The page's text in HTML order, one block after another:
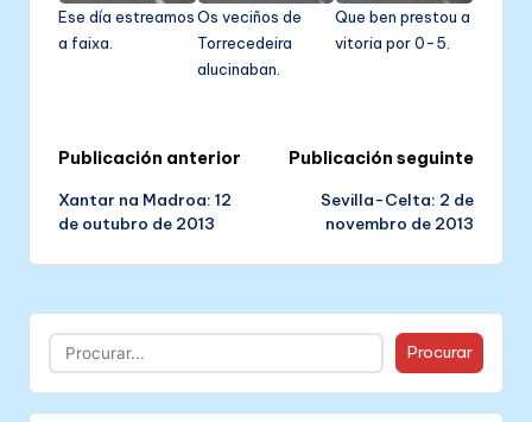
Ese día estreamos
a faixa.
Os veciños de
Torrecedeira
alucinaban.
Que ben prestou a
vitoria por 0-5.
Post
navigation
Publicación anterior
Xantar na Madroa: 12
de outubro de 2013
Publicación seguinte
Sevilla-Celta: 2 de
novembro de 2013
Buscar Procurar